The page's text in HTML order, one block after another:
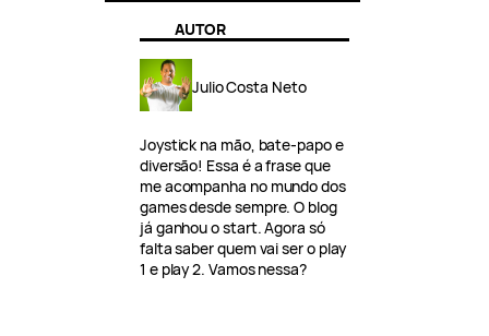
AUTOR
Julio Costa Neto
Joystick na mão, bate-papo e
diversão! Essa é a frase que
me acompanha no mundo dos
games desde sempre. O blog
já ganhou o start. Agora só
falta saber quem vai ser o play
1 e play 2. Vamos nessa?